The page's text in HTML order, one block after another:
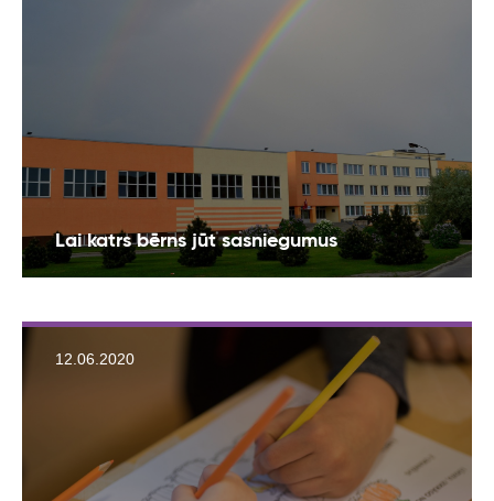
Lai katrs bērns jūt sasniegumus
12.06.2020